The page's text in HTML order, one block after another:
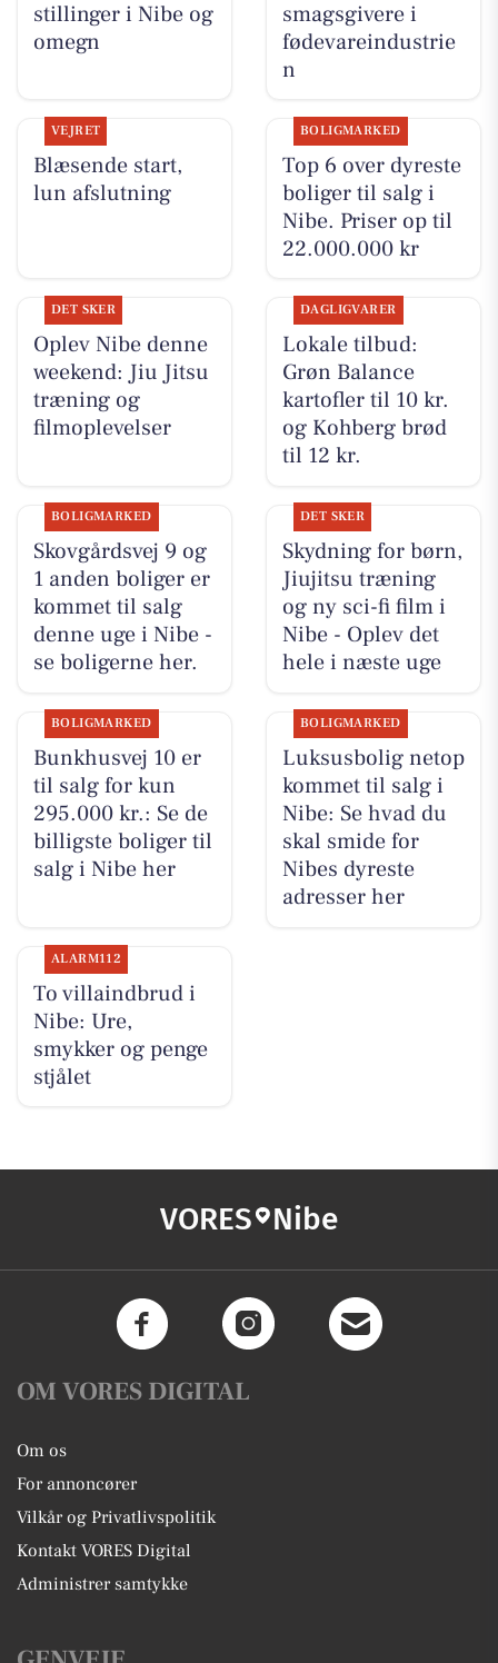
stillinger i Nibe og
omegn
smagsgivere i
fødevareindustrie
n
VEJRET
Blæsende start,
lun afslutning
BOLIGMARKED
Top 6 over dyreste
boliger til salg i
Nibe. Priser op til
22.000.000 kr
DET SKER
Oplev Nibe denne
weekend: Jiu Jitsu
træning og
filmoplevelser
DAGLIGVARER
Lokale tilbud:
Grøn Balance
kartofler til 10 kr.
og Kohberg brød
til 12 kr.
BOLIGMARKED
Skovgårdsvej 9 og
1 anden boliger er
kommet til salg
denne uge i Nibe -
se boligerne her.
DET SKER
Skydning for børn,
Jiujitsu træning
og ny sci-fi film i
Nibe - Oplev det
hele i næste uge
BOLIGMARKED
Bunkhusvej 10 er
til salg for kun
295.000 kr.: Se de
billigste boliger til
salg i Nibe her
BOLIGMARKED
Luksusbolig netop
kommet til salg i
Nibe: Se hvad du
skal smide for
Nibes dyreste
adresser her
ALARM112
To villaindbrud i
Nibe: Ure,
smykker og penge
stjålet
VORES Nibe
OM VORES DIGITAL
Om os
For annoncører
Vilkår og Privatlivspolitik
Kontakt VORES Digital
Administrer samtykke